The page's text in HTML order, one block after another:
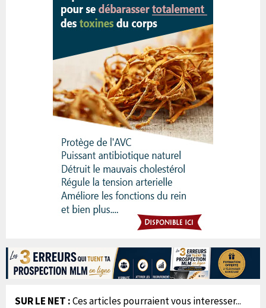
SUR LE NET :Ces articles pourraient vous interesser...